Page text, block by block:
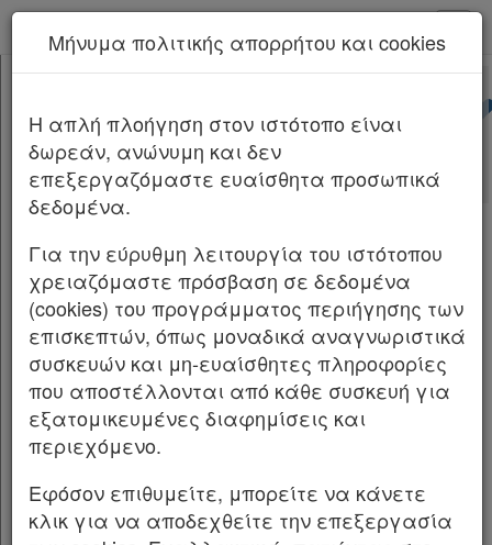
Χρήσιμα
Assistant
Νομολογία
Kodiko
Forum
Κεφαλίδα
Σώμα
Υπογραφές
Νέα υπηρεσία Kodiko Assistant.Περισσότερα
2238/2024/2024
19
ΔΙΟΡΘΩΣΕΙΣ ΣΦΑΛΜΑΤΩΝ
Στην υπό στοιχεία Φ.27519/2023/0005123/22-11-
2023 απόφαση της Προϊσταμένης της Γενικής
Διεύθυνσης Ιθαγένειας του Υπουργείου
Εσωτερικών, που δημοσιεύθηκε στην
Εφημερίδα της Κυβερνήσεως (Β’ 258) στη
σελίδα 2151, στη β’ στήλη, στον στίχο 17 εκ
των άνω, γίνεται η εξής διόρθωση:
από το λανθασμένο: «13-10-1973», στο ορθό:
«07-10-1973».
Μήνυμα πολιτικής απορρήτου και cookies
H απλή πλοήγηση στον ιστότοπο είναι
δωρεάν, ανώνυμη και δεν
επεξεργαζόμαστε ευαίσθητα προσωπικά
δεδομένα.
Για την εύρυθμη λειτουργία του ιστότοπου
χρειαζόμαστε πρόσβαση σε δεδομένα
(cookies) του προγράμματος περιήγησης των
επισκεπτών, όπως μοναδικά αναγνωριστικά
συσκευών και μη-ευαίσθητες πληροφορίες
που αποστέλλονται από κάθε συσκευή για
εξατομικευμένες διαφημίσεις και
περιεχόμενο.
Εφόσον επιθυμείτε, μπορείτε να κάνετε
κλικ για να αποδεχθείτε την επεξεργασία